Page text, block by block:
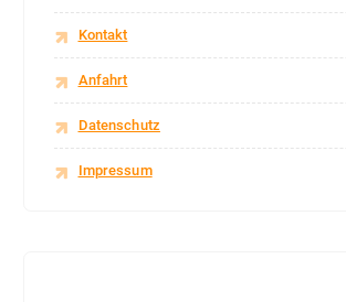
Kontakt
Anfahrt
Datenschutz
Impressum